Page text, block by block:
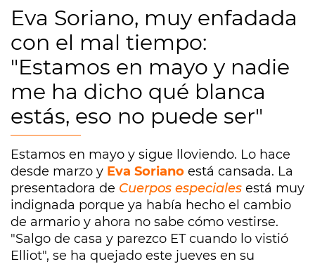
Eva Soriano, muy enfadada
con el mal tiempo:
"Estamos en mayo y nadie
me ha dicho qué blanca
estás, eso no puede ser"
Estamos en mayo y sigue lloviendo. Lo hace
desde marzo y Eva Soriano está cansada. La
presentadora de Cuerpos especiales está muy
indignada porque ya había hecho el cambio
de armario y ahora no sabe cómo vestirse.
"Salgo de casa y parezco ET cuando lo vistió
Elliot", se ha quejado este jueves en su